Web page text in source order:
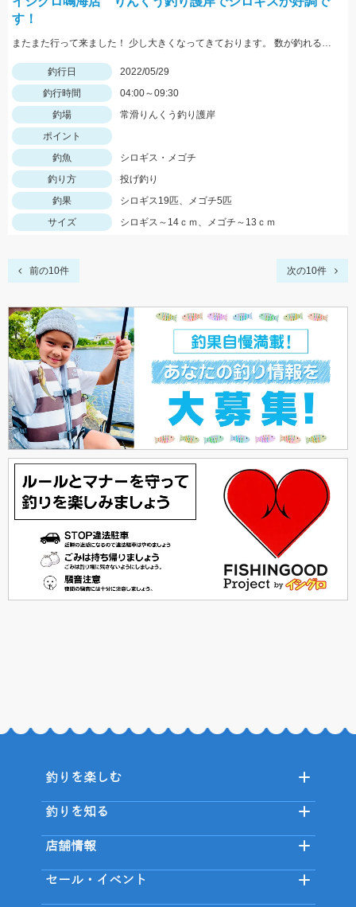
す！
またまた行って来ました！ 少し大きくなってきております。 数が釣れるので楽しいですよ！
釣行日
2022/05/29
釣行時間
04:00～09:30
釣場
常滑りんくう釣り護岸
ポイント
釣魚
シロギス・メゴチ
釣り方
投げ釣り
釣果
シロギス19匹、メゴチ5匹
サイズ
シロギス～14ｃｍ、メゴチ～13ｃｍ
前の10件 次の10件
釣りを楽しむ
釣りを知る
店舗情報
セール・イベント